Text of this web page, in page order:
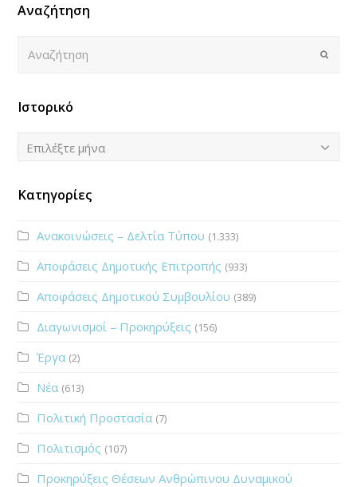
Αναζήτηση
Submit
Ιστορικό
Ιστορικό
Επιλέξτε μήνα
Κατηγορίες
Ανακοινώσεις – Δελτία Τύπου (1.333)
Αποφάσεις Δημοτικής Επιτροπής (933)
Αποφάσεις Δημοτικού Συμβουλίου (389)
Διαγωνισμοί – Προκηρύξεις (156)
Έργα (2)
Νέα (613)
Πολιτική Προστασία (7)
Πολιτισμός (107)
Προκηρύξεις Θέσεων Ανθρώπινου Δυναμικού